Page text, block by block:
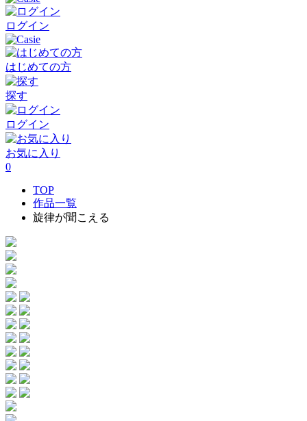
ログイン
はじめての方
探す
ログイン
お気に入り
0
TOP
作品一覧
旋律が聞こえる